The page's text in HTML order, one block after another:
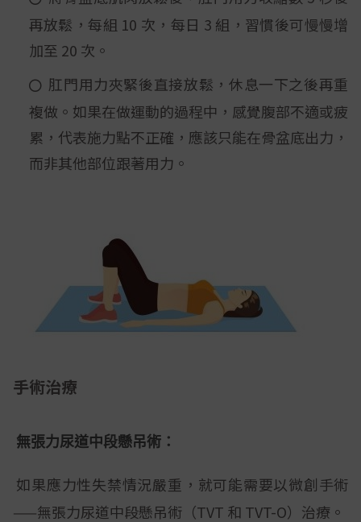
再放鬆，每組 10 次，每日 3 組，習慣後可慢慢增
加至 20 次。
肛門用力夾緊後直接放鬆，休息一下之後再重
複做。如果在做運動的過程中，感覺腹部不適或疲
累，代表施力點不正確，應該只能在骨盆底出力，
而非其他部位跟著用力。
手術治療
無張力尿道中段懸吊術：
如果應力性失禁情況嚴重，就可能需要以微創手術
——無張力尿道中段懸吊術（TVT 和 TVT-O）治療。